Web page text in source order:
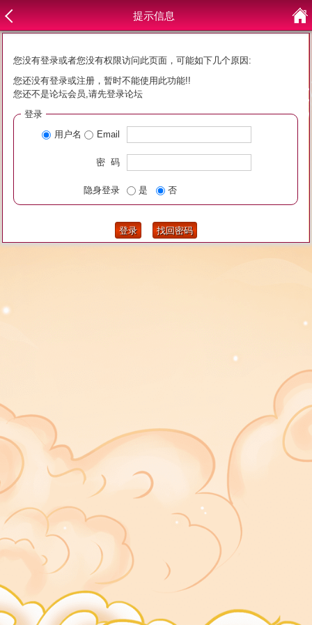
提示信息
您没有登录或者您没有权限访问此页面，可能如下几个原因:
您还没有登录或注册，暂时不能使用此功能!!
您还不是论坛会员,请先登录论坛
登录
用户名
Email
密 码
隐身登录 是 否